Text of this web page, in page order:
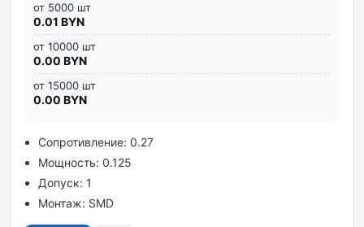
от 5000 шт
0.01 BYN
от 10000 шт
0.00 BYN
от 15000 шт
0.00 BYN
Сопротивление: 0.27
Мощность: 0.125
Допуск: 1
Монтаж: SMD